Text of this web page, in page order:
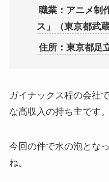
職業：アニメ制
ス」（東京都武
住所：東京都足
ガイナックス程の会社
な高収入の持ち主です。
今回の件で水の泡とな
ね。